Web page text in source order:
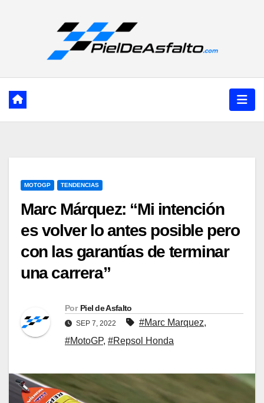
MOTOGP TENDENCIAS
Marc Márquez: “Mi intención
es volver lo antes posible pero
con las garantías de terminar
una carrera”
Por Piel de Asfalto
SEP 7, 2022 #Marc Marquez,
#MotoGP, #Repsol Honda